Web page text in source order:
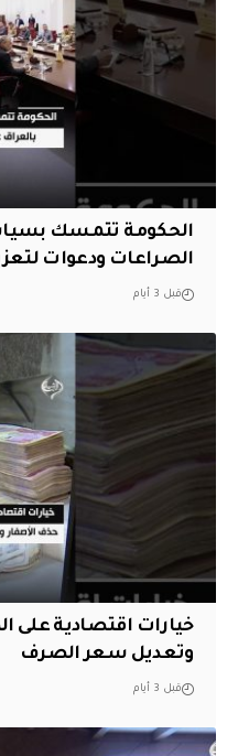
الحكومة تتمسك
الصراعات ودعوات
قبل 3 أيام
خيارات اقتصادية على
وتعديل سعر الصرف
قبل 3 أيام